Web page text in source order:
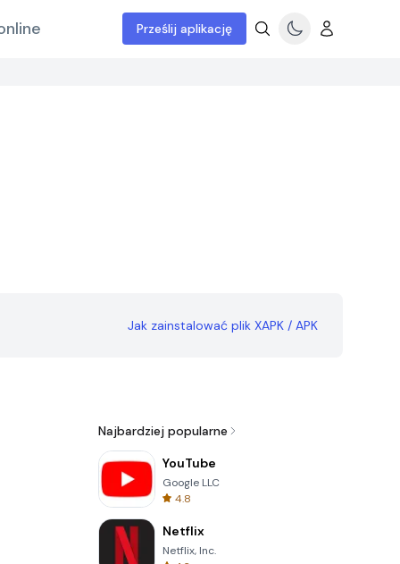
Prześlij aplikację
Jak zainstalować plik XAPK / APK
Najbardziej popularne
YouTube
Google LLC
4.8
Netflix
Netflix, Inc.